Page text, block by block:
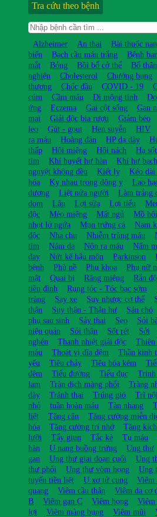
Tra cứu theo bệnh
Alzheimer An thai Bài thuốc
biến
Bạch cầu máu trắng Bệnh
mắt
Bỏng Bồi bổ cở thể Bổ
nghiện
Cholesterol Chướng bụng
thương
Chốc đầu COVID - 19
cúm
Cầm máu Di mộng tinh
ứng
Eczema Gai cột sống Gan
mai
Giải độc bia rượu Giảm béo
leo
Gút - gout Hen suyễn HIV
ra máu
Hoàng đản HP dạ dày
thấp
Hôi miệng Hôi nách Hạ sốt
tim
Khí huyết hư hàn Khí hư
nguyệt không đều
Kiết lỵ Kéo
hóa
Kỵ nhau trong đông y Lao
dương
Liệt nửa người Làm trắng
dom
Lậu Lợi sữa Lợi tiểu
độc
Méo miệng Mất ngủ Mồ
nhọt lở ngứa
Mụn trứng cá Nam
độc
Nha chu Nhiễm trùng máu
tim
Nám da Nôn ra máu Nấm
đay
Nứt kẽ hậu môn Parkinson
bệnh
Phù nề Phụ khoa Phụ nữ
mật
Quai bị Răng miệng Rắn
tiền đình
Rụng tóc - Tóc bạc sớm
tràng
Say xe Suy nhược cơ thể
thận
Suy thận - Thận hư Sán chó
phụ sau sinh
Sảy thai Sẹo Sỏi
niệu quản
Sỏi thận Sốt rét Sởi
nghén
Thanh nhiệt giải độc Thiên
máu
Thoát vị đĩa đệm Thần kinh
yếu
Tiêu chảy Tiêu hóa kém
đêm
Tiểu đường Tiểu đục Trinh
lam
Tràn dịch màng phổi Tràng
dày
Tránh thai Trúng gió Trĩ
nhỏ
tuần hoàn máu Tàn nhang
liệt
Tăng cân Tăng cường miễn
hóa
Tăng cường trí nhớ Tăng
lưỡi
Tẩy giun Tắc kè Tụ máu
hàn
U nang buồng trứng Ung thư
gan
Ung thư giai đoạn cuối Ung
thư phổi
Ung thư vòm họng Ung
tuyến tiền liệt
U xơ tử cung Viêm
quang
Viêm cầu thận Viêm da cơ
B
Viêm gan C Viêm họng Viêm
lợi
Viêm màng bụng Viêm mũi